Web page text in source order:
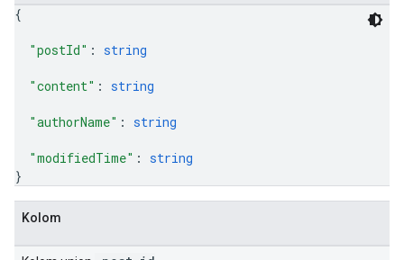
{
"postId" : string
"content" : string
"authorName" : string
"modifiedTime" : string
}
Kolom